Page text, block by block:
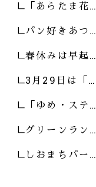
「あらたま花…
パン好きあつ…
春休みは早起…
3月29日は「…
「ゆめ・ステ…
グリーンラン…
しおまちパー…